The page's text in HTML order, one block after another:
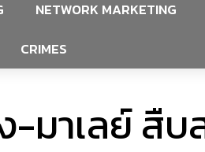
NETWORK MARKETING
CRIMES
-มาเลย์ สื